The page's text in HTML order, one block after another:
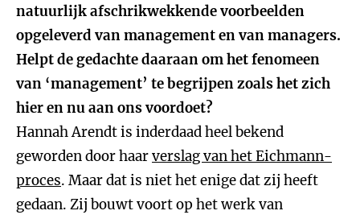
natuurlijk afschrikwekkende voorbeelden
opgeleverd van management en van managers.
Helpt de gedachte daaraan om het fenomeen
van ‘management’ te begrijpen zoals het zich
hier en nu aan ons voordoet?
Hannah Arendt is inderdaad heel bekend
geworden door haarverslag van het Eichmann-
proces. Maar dat is niet het enige dat zij heeft
gedaan. Zij bouwt voort op het werk van